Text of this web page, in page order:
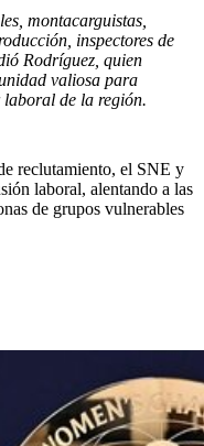
montacarguistas,
inspectores de
Rodríguez, quien
valiosa para
laboral de la región.
reclutamiento, el SNE y
laboral, alentando a las
de grupos vulnerables